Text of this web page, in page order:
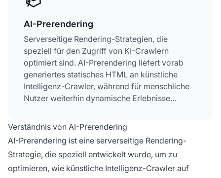
AI-Prerendering
Serverseitige Rendering-Strategien, die
speziell für den Zugriff von KI-Crawlern
optimiert sind. AI-Prerendering liefert vorab
generiertes statisches HTML an künstliche
Intelligenz-Crawler, während für menschliche
Nutzer weiterhin dynamische Erlebnisse
dass KI-Systeme auf Inhalte zugreifen und
diese indexieren können, die ansonsten hinter
JavaScript-Ausführungsanforderungen
verborgen wären.
Verständnis von AI-Prerendering
AI-Prerendering ist eine serverseitige Rendering-
Strategie, die speziell entwickelt wurde, um zu
optimieren, wie künstliche Intelligenz-Crawler auf